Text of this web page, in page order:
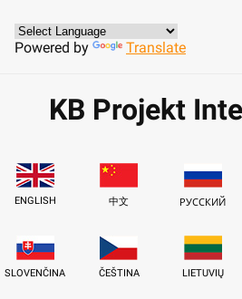
Powered by Translate
KB Projekt
ENGLISH 中文 РУССКИЙ
SLOVENČINA ČEŠTINA LIETUVIŲ